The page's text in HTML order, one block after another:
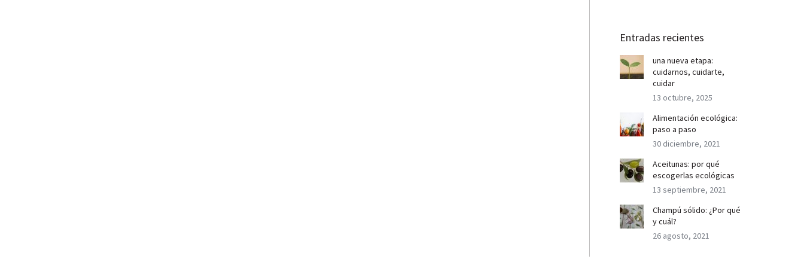
Entradas recientes
una nueva etapa:
cuidarnos, cuidarte,
cuidar
13 octubre, 2025
Alimentación ecológica:
paso a paso
30 diciembre, 2021
Aceitunas: por qué
escogerlas ecológicas
13 septiembre, 2021
Champú sólido: ¿Por qué
y cuál?
26 agosto, 2021